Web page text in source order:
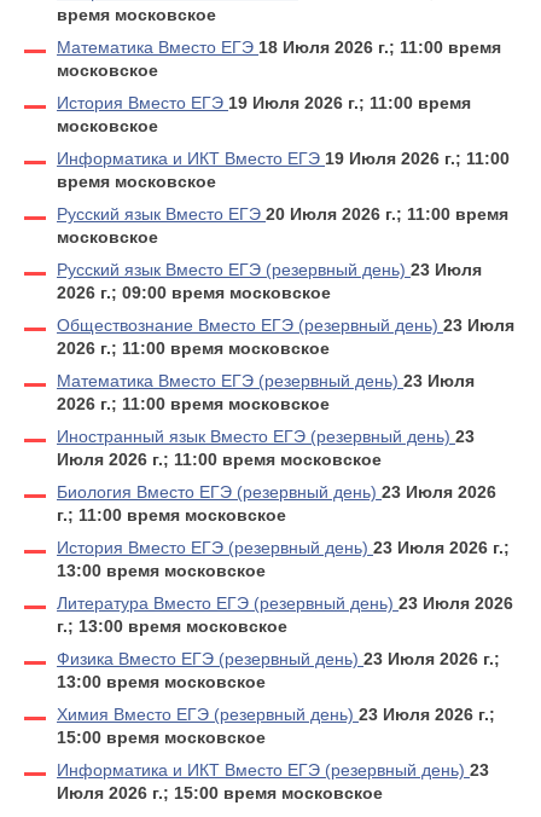
время московское
Математика Вместо ЕГЭ 18 Июля 2026 г.; 11:00 время
московское
История Вместо ЕГЭ 19 Июля 2026 г.; 11:00 время
московское
Информатика и ИКТ Вместо ЕГЭ 19 Июля 2026 г.; 11:00
время московское
Русский язык Вместо ЕГЭ 20 Июля 2026 г.; 11:00 время
московское
Русский язык Вместо ЕГЭ (резервный день) 23 Июля
2026 г.; 09:00 время московское
Обществознание Вместо ЕГЭ (резервный день) 23 Июля
2026 г.; 11:00 время московское
Математика Вместо ЕГЭ (резервный день) 23 Июля
2026 г.; 11:00 время московское
Иностранный язык Вместо ЕГЭ (резервный день) 23
Июля 2026 г.; 11:00 время московское
Биология Вместо ЕГЭ (резервный день) 23 Июля 2026
г.; 11:00 время московское
История Вместо ЕГЭ (резервный день) 23 Июля 2026 г.;
13:00 время московское
Литература Вместо ЕГЭ (резервный день) 23 Июля 2026
г.; 13:00 время московское
Физика Вместо ЕГЭ (резервный день) 23 Июля 2026 г.;
13:00 время московское
Химия Вместо ЕГЭ (резервный день) 23 Июля 2026 г.;
15:00 время московское
Информатика и ИКТ Вместо ЕГЭ (резервный день) 23
Июля 2026 г.; 15:00 время московское